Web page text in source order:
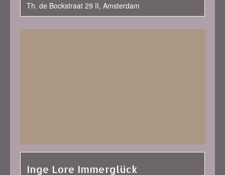
Th. de Bockstraat 29 II, Amsterdam
Inge Lore Immerglück